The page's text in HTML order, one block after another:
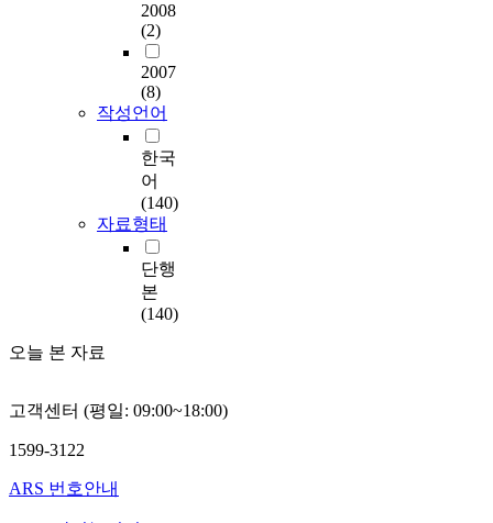
2008
(2)
2007
(8)
작성언어
한국
어
(140)
자료형태
단행
본
(140)
오늘 본 자료
고객센터 (평일: 09:00~18:00)
1599-3122
ARS 번호안내